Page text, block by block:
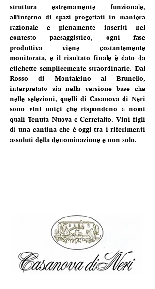
struttura estremamente funzionale,
all'interno di spazi progettati in maniera
razionale e pienamente inseriti nel
contesto paesaggistico, ogni fase
produttiva viene costantemente
monitorata, e il risultato finale è dato da
etichette semplicemente straordinarie. Dal
Rosso di Montalcino al Brunello,
interpretato sia nella versione base che
nelle selezioni, quelli di Casanova di Neri
sono vini unici che rispondono a nomi
quali Tenuta Nuova e Cerretalto. Vini figli
di una cantina che è oggi tra i riferimenti
assoluti della denominazione e non solo.